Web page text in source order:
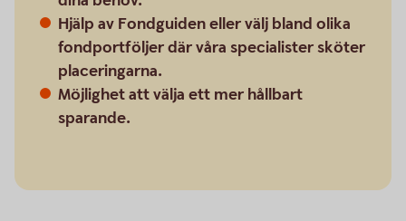
Hjälp av Fondguiden eller välj bland olika
fondportföljer där våra specialister sköter
placeringarna.
Möjlighet att välja ett mer hållbart
sparande.